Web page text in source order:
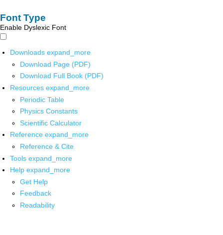
Font Type
Enable Dyslexic Font
Downloads expand_more
Download Page (PDF)
Download Full Book (PDF)
Resources expand_more
Periodic Table
Physics Constants
Scientific Calculator
Reference expand_more
Reference & Cite
Tools expand_more
Help expand_more
Get Help
Feedback
Readability